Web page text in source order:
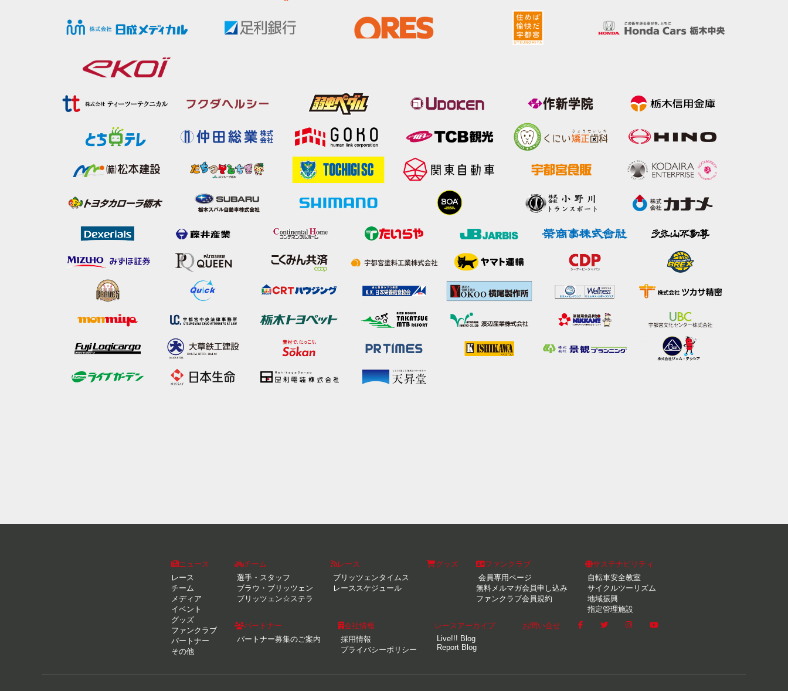
ニュース
レース
チーム
メディア
イベント
グッズ
ファンクラブ
パートナー
その他
チーム
選手・スタッフ
ブラウ・ブリッツェン
ブリッツェン☆ステラ
レース
ブリッツェンタイムス
レーススケジュール
グッズ
ファンクラブ
会員専用ページ
無料メルマガ会員申し込み
ファンクラブ会員規約
サステナビリティ
自転車安全教室
サイクルツーリズム
地域振興
指定管理施設
パートナー
パートナー募集のご案内
会社情報
採用情報
プライバシーポリシー
レースアーカイブ
Live!!! Blog
Report Blog
お問い合せ